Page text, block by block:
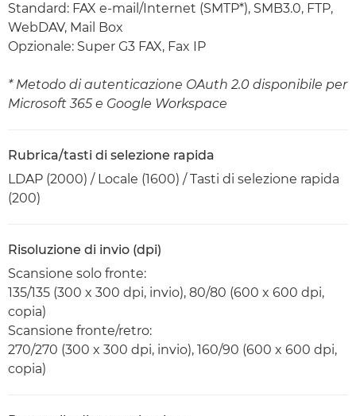
Standard: FAX e-mail/Internet (SMTP*), SMB3.0, FTP,
WebDAV, Mail Box
Opzionale: Super G3 FAX, Fax IP
* Metodo di autenticazione OAuth 2.0 disponibile per
Microsoft 365 e Google Workspace
Rubrica/tasti di selezione rapida
LDAP (2000) / Locale (1600) / Tasti di selezione rapida
(200)
Risoluzione di invio (dpi)
Scansione solo fronte:
135/135 (300 x 300 dpi, invio), 80/80 (600 x 600 dpi,
copia)
Scansione fronte/retro:
270/270 (300 x 300 dpi, invio), 160/90 (600 x 600 dpi,
copia)